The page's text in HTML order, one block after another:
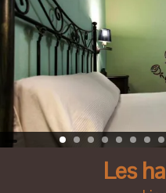
Les